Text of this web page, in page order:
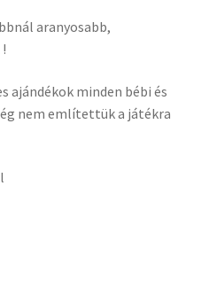
aranyosabb,
!
ajándékok minden bébi és
nem említettük a játékra